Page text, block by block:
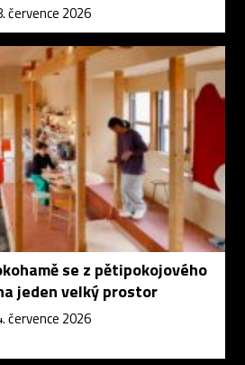
července 2026
se z pětipokojového
jeden velký prostor
července 2026